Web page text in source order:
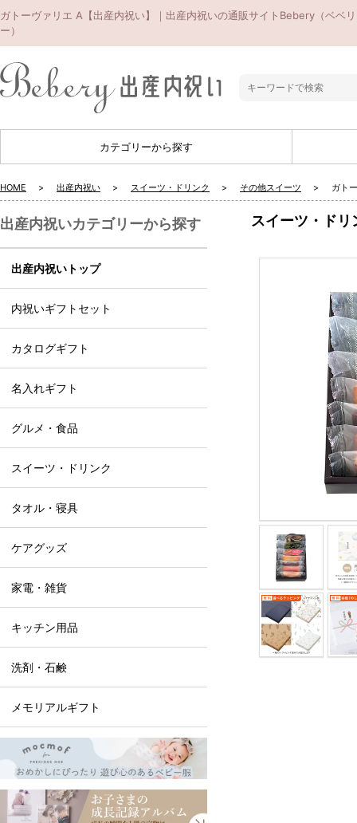
ガトーヴァリエ A【出産内祝い】｜出産内祝いの通販サイトBebery（ベベリ
ー）
カテゴリーから探す
HOME 出産内祝い スイーツ・ドリンク その他スイーツ ガト
スイーツ・ドリ
出産内祝いカテゴリーから探す
出産内祝いトップ
内祝いギフトセット
カタログギフト
名入れギフト
グルメ・食品
スイーツ・ドリンク
タオル・寝具
ケアグッズ
家電・雑貨
キッチン用品
洗剤・石鹸
メモリアルギフト